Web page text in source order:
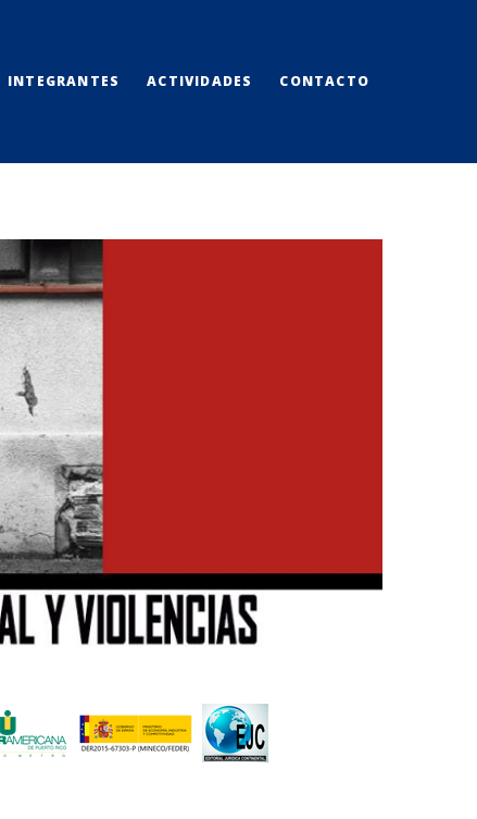
INTEGRANTES ACTIVIDADES CONTACTO